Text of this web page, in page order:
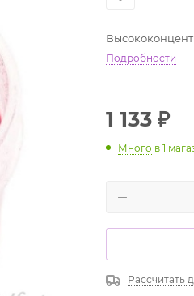
Подробности
1 133 ₽
Много в 1
Рассчитать